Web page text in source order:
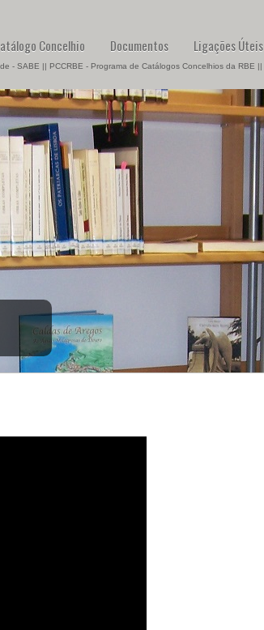
Concelhio Documentos Ligações Úteis
- SABE || PCCRBE - Programa de Catálogos Concelhios da RBE ||